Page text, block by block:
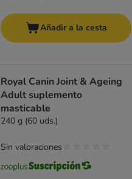
Añadir a la cesta
Royal Canin Joint & Ageing
Adult suplemento
masticable
240 g (60 uds.)
Sin valoraciones